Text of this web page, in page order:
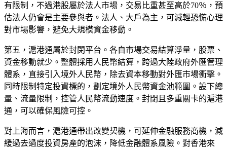
有限制，不過港股屬於法人市場，交易比重甚至高於70％，預
估法人仍會是主要參與者。法人、大戶為主，可減輕恐慌心理
對市場影響，避免大規模資金移動。
第五，滬港通屬於封閉平台。各自市場交易結算淨量，股票、
資金移動就少。整體採用人民幣結算，跨過大陸政府外匯管理
體系，直接引入境外人民幣，除去資本移動對外匯市場衝擊。
同時限制特定投資標的，劃定境外人民幣資金池範圍。設下總
量、流量限制，控管人民幣流動速度。封閉且多重關卡的滬港
通，可以確保風險可控。
對上海而言，滬港通帶出改變契機，可延伸金融服務商機，減
緩過去過度投資房產的泡沫，降低金融體系風險。對香港來